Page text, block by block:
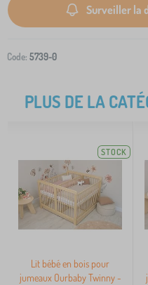
Surveiller la
Code: 5739-0
PLUS DE LA
STOCK
Lit bébé en bois pour
jumeaux Ourbaby Twinny -